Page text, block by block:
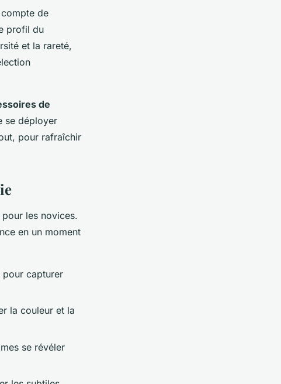
de
profil du
et la rareté,
de
se déployer
pour rafraîchir
les novices.
en un moment
pour capturer
la couleur et la
se révéler